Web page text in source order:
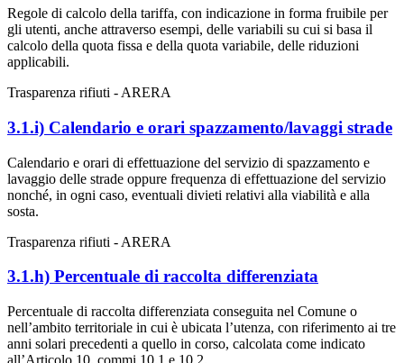
Regole di calcolo della tariffa, con indicazione in forma fruibile per
gli utenti, anche attraverso esempi, delle variabili su cui si basa il
calcolo della quota fissa e della quota variabile, delle riduzioni
applicabili.
Trasparenza rifiuti - ARERA
3.1.i) Calendario e orari spazzamento/lavaggi strade
Calendario e orari di effettuazione del servizio di spazzamento e
lavaggio delle strade oppure frequenza di effettuazione del servizio
nonché, in ogni caso, eventuali divieti relativi alla viabilità e alla
sosta.
Trasparenza rifiuti - ARERA
3.1.h) Percentuale di raccolta differenziata
Percentuale di raccolta differenziata conseguita nel Comune o
nell’ambito territoriale in cui è ubicata l’utenza, con riferimento ai tre
anni solari precedenti a quello in corso, calcolata come indicato